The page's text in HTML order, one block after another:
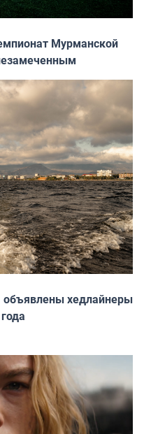
Мурманской
объявлены хедлайнеры